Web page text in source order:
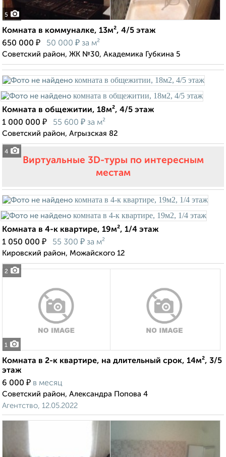
5
Комната в коммуналке, 13м², 4/5 этаж
650 000 ₽ 50 000 ₽ за м²
Советский район, ЖК №30, Академика Губкина 5
4
Комната в общежитии, 18м², 4/5 этаж
1 000 000 ₽ 55 600 ₽ за м²
Советский район, Агрызская 82
Виртуальные 3D-туры по интересным
местам
2
Комната в 4-к квартире, 19м², 1/4 этаж
1 050 000 ₽ 55 300 ₽ за м²
Кировский район, Можайского 12
1
Комната в 2-к квартире, на длительный срок, 14м², 3/5
этаж
6 000 ₽ в месяц
Советский район, Александра Попова 4
Агентство, 12.05.2022